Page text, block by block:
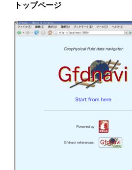
トップページ